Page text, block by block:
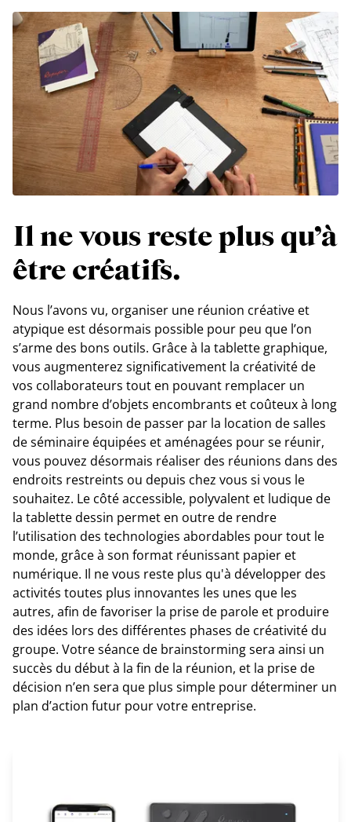
Il ne vous reste plus qu’à
être créatifs.
Nous l’avons vu, organiser une réunion créative et
atypique est désormais possible pour peu que l’on
s’arme des bons outils. Grâce à la tablette graphique,
vous augmenterez significativement la créativité de
vos collaborateurs tout en pouvant remplacer un
grand nombre d’objets encombrants et coûteux à long
terme. Plus besoin de passer par la location de salles
de séminaire équipées et aménagées pour se réunir,
vous pouvez désormais réaliser des réunions dans des
endroits restreints ou depuis chez vous si vous le
souhaitez. Le côté accessible, polyvalent et ludique de
la tablette dessin permet en outre de rendre
l’utilisation des technologies abordables pour tout le
monde, grâce à son format réunissant papier et
numérique. Il ne vous reste plus qu'à développer des
activités toutes plus innovantes les unes que les
autres, afin de favoriser la prise de parole et produire
des idées lors des différentes phases de créativité du
groupe. Votre séance de brainstorming sera ainsi un
succès du début à la fin de la réunion, et la prise de
décision n’en sera que plus simple pour déterminer un
plan d’action futur pour votre entreprise.